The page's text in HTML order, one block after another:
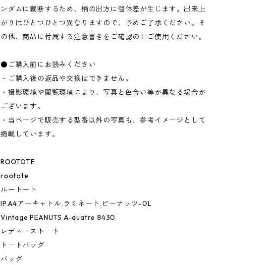
ンダムに裁断するため、柄の出方に個体差が生じます。出来上
がりはひとつひとつ異なりますので、予めご了承ください。そ
の他、商品に付属する注意書きをご確認の上ご使用ください。
●ご購入前にお読みください
・ご購入後の返品や交換はできません。
・撮影環境や閲覧環境により、写真と色合い等が異なる場合が
ございます。
・当ページで販売する型番以外の写真も、参考イメージとして
掲載しています。
ROOTOTE
rootote
ルートート
IP.A4アーキャトル.ラミネート.ピーナッツ-0L
Vintage PEANUTS A-quatre 8430
レディーストート
トートバッグ
バッグ